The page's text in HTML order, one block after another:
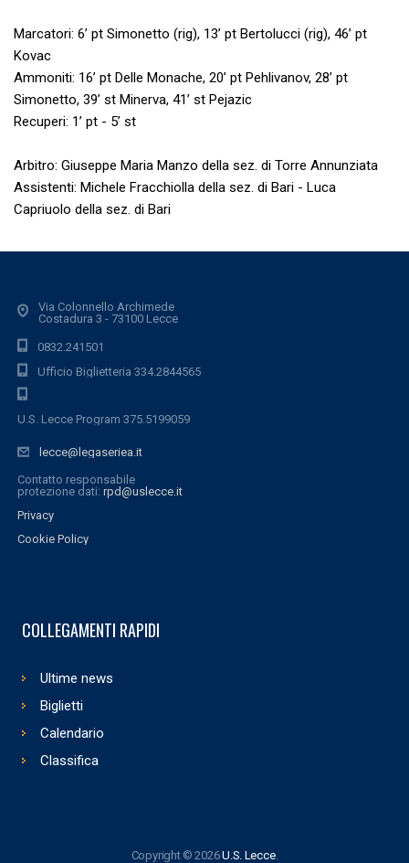
Marcatori: 6’ pt Simonetto (rig), 13’ pt Bertolucci (rig), 46’ pt
Kovac
Ammoniti: 16’ pt Delle Monache, 20’ pt Pehlivanov, 28’ pt
Simonetto, 39’ st Minerva, 41’ st Pejazic
Recuperi: 1’ pt - 5’ st
Arbitro: Giuseppe Maria Manzo della sez. di Torre Annunziata
Assistenti: Michele Fracchiolla della sez. di Bari - Luca
Capriuolo della sez. di Bari
Via Colonnello Archimede
Costadura 3 - 73100 Lecce
0832.241501
Ufficio Biglietteria 334.2844565
U.S. Lecce Program 375.5199059
lecce@legaseriea.it
Contatto responsabile
protezione dati: rpd@uslecce.it
Privacy
Cookie Policy
COLLEGAMENTI RAPIDI
Ultime news
Biglietti
Calendario
Classifica
Copyright © 2026U.S. Lecce.